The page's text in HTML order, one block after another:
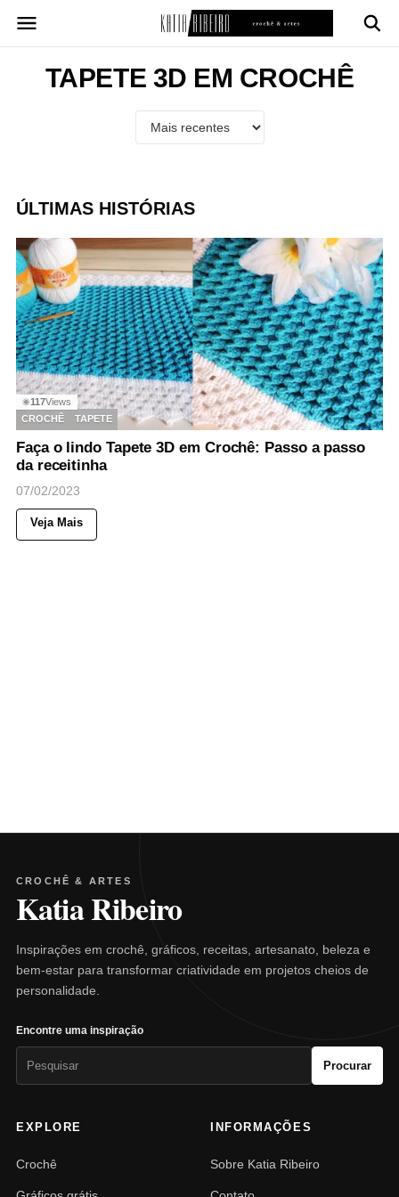
para
conteúdoTAPETE 3D EM CROCHÊ
ÚLTIMAS HISTÓRIAS
◉117Views
CROCHÊ
TAPETE
Faça o lindo Tapete 3D em Crochê: Passo a passo
da receitinha
07/02/2023
Veja Mais
CROCHÊ & ARTES
Katia Ribeiro
Inspirações em crochê, gráficos, receitas, artesanato, beleza e
bem-estar para transformar criatividade em projetos cheios de
personalidade.
Encontre uma inspiração
Procurar
EXPLORE
Crochê
INFORMAÇÕES
Sobre Katia Ribeiro